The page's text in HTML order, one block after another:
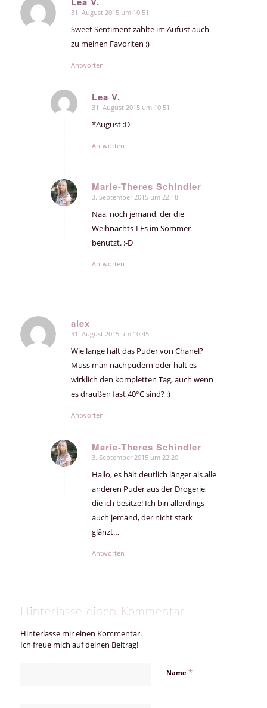
sagte:
31. August 2015 um 10:51
Sweet Sentiment zählte im Aufust auch
zu meinen Favoriten :)
Antworten
Lea V.
sagte:
31. August 2015 um 10:51
*August :D
Antworten
Marie-Theres Schindler
sagte:
3. September 2015 um 22:18
Naa, noch jemand, der die
Weihnachts-LEs im Sommer
benutzt. :-D
Antworten
alex
sagte:
31. August 2015 um 10:45
Wie lange hält das Puder von Chanel?
Muss man nachpudern oder hält es
wirklich den kompletten Tag, auch wenn
es draußen fast 40°C sind? :)
Antworten
Marie-Theres Schindler
sagte:
3. September 2015 um 22:20
Hallo, es hält deutlich länger als alle
anderen Puder aus der Drogerie,
die ich besitze! Ich bin allerdings
auch jemand, der nicht stark
glänzt…
Antworten
Hinterlasse einen Kommentar
Hinterlasse mir einen Kommentar.
Ich freue mich auf deinen Beitrag!
Name *